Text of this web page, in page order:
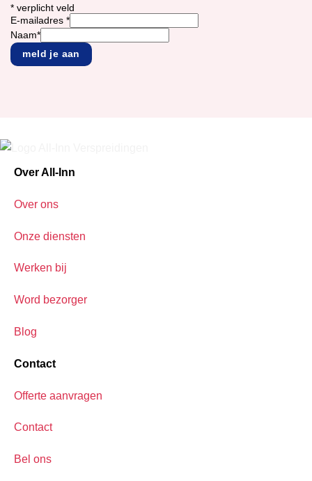
* verplicht veld
E-mailadres *
Naam*
Over All-Inn
Over ons
Onze diensten
Werken bij
Word bezorger
Blog
Contact
Offerte aanvragen
Contact
Bel ons